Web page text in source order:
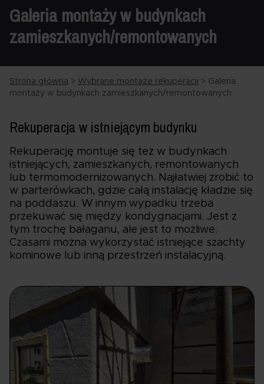
Galeria montaży w budynkach
zamieszkanych/remontowanych
Strona główna > Wybrane montaże rekuperacji > Galeria
montaży w budynkach zamieszkanych/remontowanych
Rekuperacja w istniejącym budynku
Rekuperację montuje się też w budynkach
istniejących, zamieszkanych, remontowanych
lub termomodernizowanych. Najłatwiej zrobić to
w parterówkach, gdzie całą instalację kładzie się
na poddaszu. W innym wypadku trzeba
przekuwać się między kondygnacjami. Jest z
tym trochę bałaganu, ale jest to możliwe.
Czasami można wykorzystać istniejące szachty
kominowe lub inną przestrzeń instalacyjną.